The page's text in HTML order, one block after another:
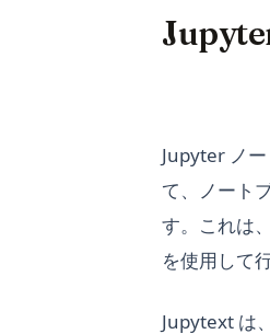
Jupyter ノ
て、ノート
す。これは、
を使用して
Jupytext は